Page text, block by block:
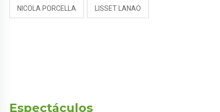
NICOLA PORCELLA LISSET LANAO
Espectáculos